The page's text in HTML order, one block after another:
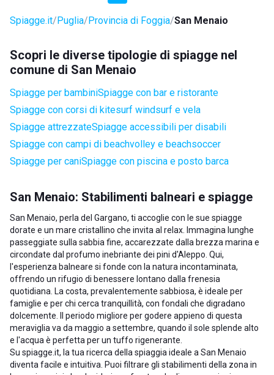
Spiagge.it Puglia Provincia di Foggia San Menaio
Scopri le diverse tipologie di spiagge nel
comune di San Menaio
Spiagge per bambiniSpiagge con bar e ristorante
Spiagge con corsi di kitesurf windsurf e vela
Spiagge attrezzateSpiagge accessibili per disabili
Spiagge con campi di beachvolley e beachsoccer
Spiagge per caniSpiagge con piscina e posto barca
San Menaio: Stabilimenti balneari e spiagge
San Menaio, perla del Gargano, ti accoglie con le sue spiagge
dorate e un mare cristallino che invita al relax. Immagina lunghe
passeggiate sulla sabbia fine, accarezzate dalla brezza marina e
circondate dal profumo inebriante dei pini d'Aleppo. Qui,
l'esperienza balneare si fonde con la natura incontaminata,
offrendo un rifugio di benessere lontano dalla frenesia
quotidiana. La costa, prevalentemente sabbiosa, è ideale per
famiglie e per chi cerca tranquillità, con fondali che digradano
dolcemente. Il periodo migliore per godere appieno di questa
meraviglia va da maggio a settembre, quando il sole splende alto
e l'acqua è perfetta per un tuffo rigenerante.
Su spiagge.it, la tua ricerca della spiaggia ideale a San Menaio
diventa facile e intuitiva. Puoi filtrare gli stabilimenti della zona in